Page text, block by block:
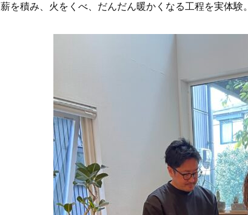
薪を積み、火をくべ、だんだん暖かくなる工程を実体験。